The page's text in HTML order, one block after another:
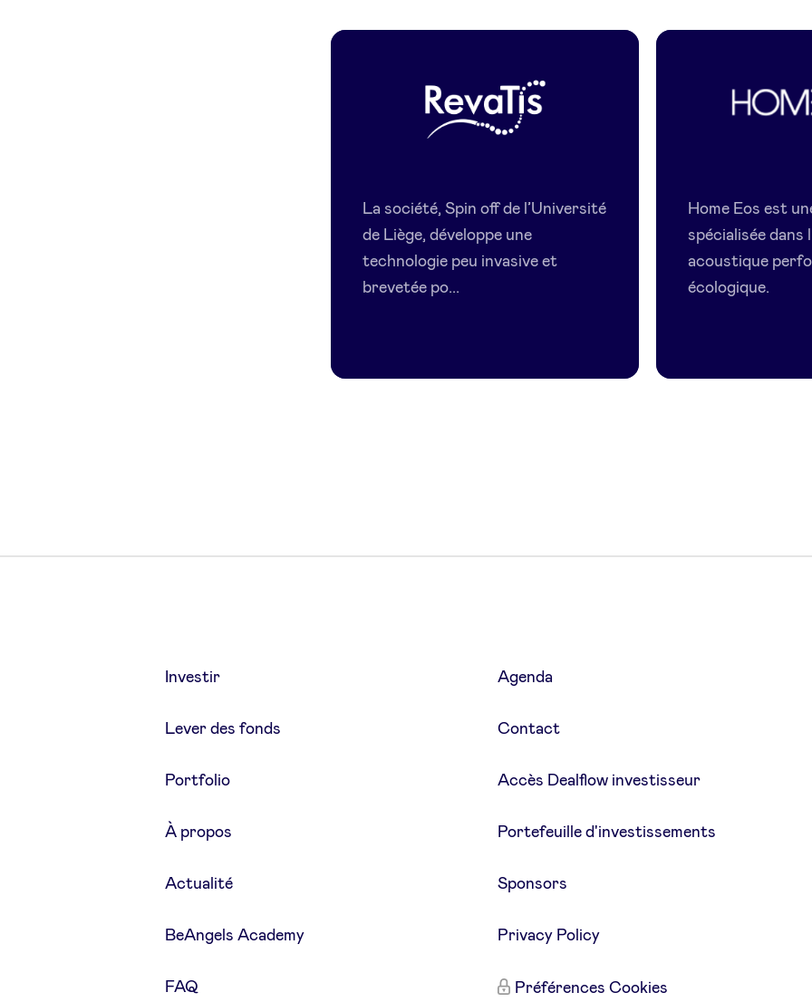
La société, Spin off de l’Université
de Liège, développe une
technologie peu invasive et
brevetée po...
Eos
Home Eos est
spécialisée dans
acoustique
écologique.
Investir
Lever des fonds
Portfolio
À propos
Actualité
BeAngels Academy
FAQ
Agenda
Contact
Accès Dealflow investisseur
Portefeuille d'investissements
Sponsors
Privacy Policy
Préférences Cookies